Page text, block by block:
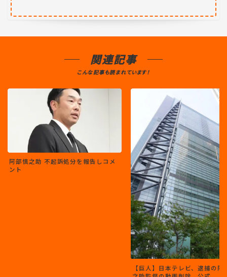
関連記事
こんな記事も読まれています！
阿部慎之助 不起訴処分を報告しコメ
ント
【巨人】日本テレビ、逮捕の阿